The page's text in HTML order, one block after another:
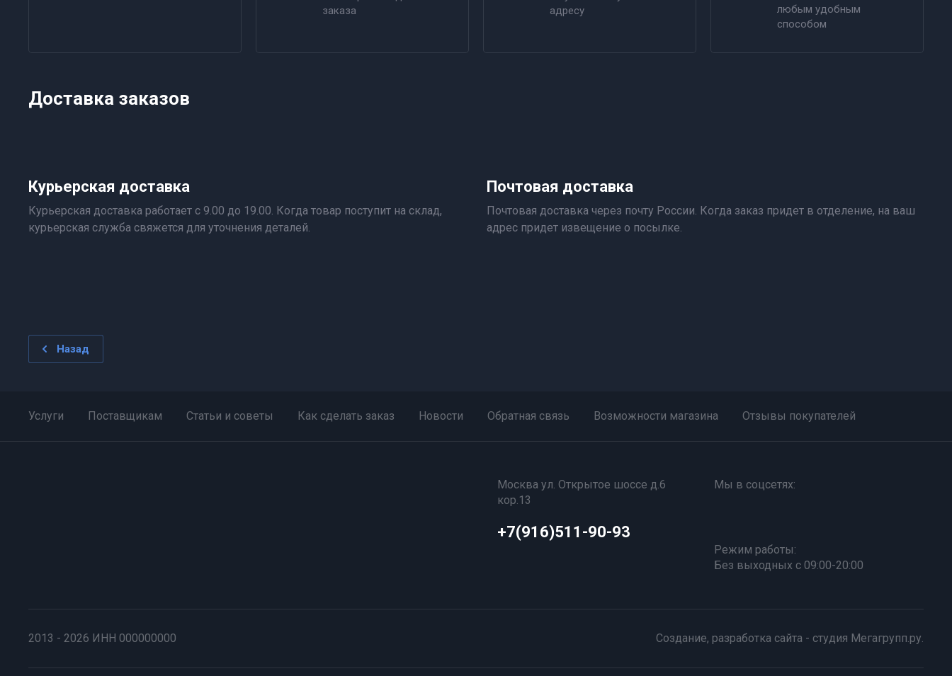
заказа
адресу
любым удобным
способом
Доставка заказов
Курьерская доставка
Курьерская доставка работает с 9.00 до 19.00. Когда товар поступит на склад,
курьерская служба свяжется для уточнения деталей.
Почтовая доставка
Почтовая доставка через почту России. Когда заказ придет в отделение, на ваш
адрес придет извещение о посылке.
Назад
Услуги Поставщикам Статьи и советы Как сделать заказ Новости Обратная связь Возможности магазина Отзывы покупателей
Москва ул. Открытое шоссе д.6
кор.13
+7(916)511-90-93
Мы в соцсетях:
Режим работы:
Без выходных с 09:00-20:00
2013 - 2026 ИНН 000000000 Создание, разработка сайта - студия Мегагрупп.ру.